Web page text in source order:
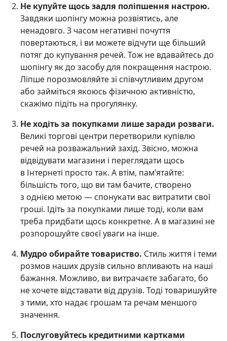
Не купуйте щось задля поліпшення настрою.
Завдяки шопінгу можна розвіятись, але
ненадовго. З часом негативні почуття
повертаються, і ви можете відчути ще більший
потяг до купування речей. Тож не вдавайтесь до
шопінгу як до засобу для покращення настрою.
Ліпше порозмовляйте зі співчутливим другом
або займіться якоюсь фізичною активністю,
скажімо підіть на прогулянку.
Не ходіть за покупками лише заради розваги.
Великі торгові центри перетворили купівлю
речей на розважальний захід. Звісно, можна
відвідувати магазини і переглядати щось
в Інтернеті просто так. А втім, пам’ятайте:
більшість того, що ви там бачите, створено
з однією метою — спонукати вас витратити свої
гроші. Ідіть за покупками лише тоді, коли вам
треба придбати щось конкретне. А в магазині не
розпорошуйте своєї уваги на інше.
Мудро обирайте товариство. Стиль життя і теми
розмов наших друзів сильно впливають на наші
бажання. Можливо, ви витрачаєте забагато, бо
не хочете відставати від друзів. Тоді товаришуйте
з тими, хто надає грошам та речам меншого
значення.
Послуговуйтесь кредитними картками